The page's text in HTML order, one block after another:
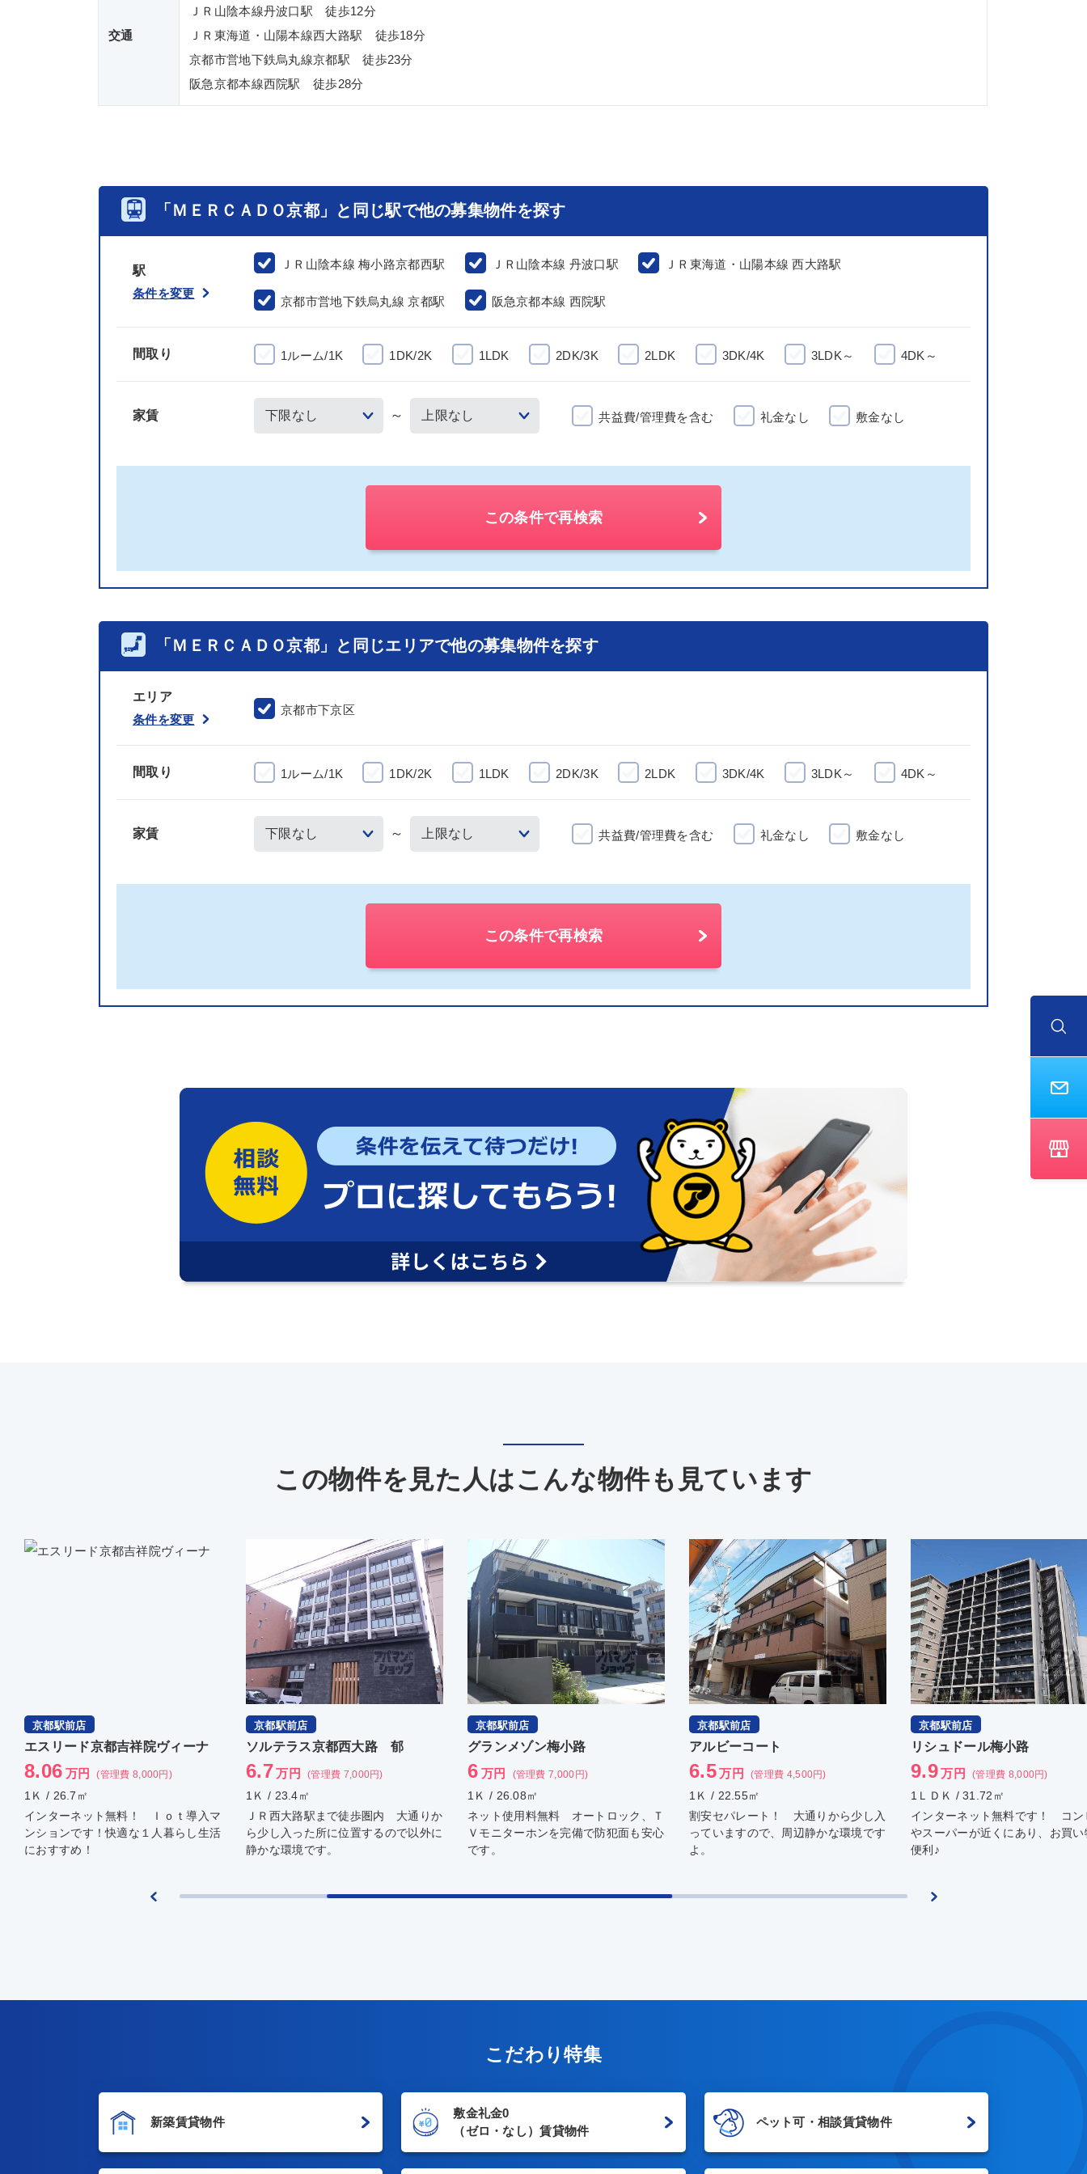
交通
ＪＲ山陰本線丹波口駅 徒歩12分
ＪＲ東海道・山陽本線西大路駅 徒歩18分
京都市営地下鉄烏丸線京都駅 徒歩23分
阪急京都本線西院駅 徒歩28分
「ＭＥＲＣＡＤＯ京都」と同じ駅で他の募集物件を探す
駅
条件を変更
ＪＲ山陰本線 梅小路京都西駅 ＪＲ山陰本線 丹波口駅 ＪＲ東海道・山陽本線 西大路駅
京都市営地下鉄烏丸線 京都駅 阪急京都本線 西院駅
間取り 1ルーム/1K 1DK/2K 1LDK 2DK/3K 2LDK 3DK/4K 3LDK～ 4DK～
家賃 ～ 共益費/管理費を含む 礼金なし 敷金なし
この条件で再検索
「ＭＥＲＣＡＤＯ京都」と同じエリアで他の募集物件を探す
エリア
条件を変更
京都市下京区
間取り 1ルーム/1K 1DK/2K 1LDK 2DK/3K 2LDK 3DK/4K 3LDK～ 4DK～
家賃 ～ 共益費/管理費を含む 礼金なし 敷金なし
この条件で再検索
この物件を見た人はこんな物件も見ています
京都駅前店
ソルテラス京都西大路 郁
6.7万円 (管理費 7,000円)
1Ｋ / 23.4㎡
ＪＲ西大路駅まで徒歩圏内 大通りか
ら少し入った所に位置するので以外に
静かな環境です。
京都駅前店
グランメゾン梅小路
6 万円 (管理費 7,000円)
1Ｋ / 26.08㎡
ネット使用料無料 オートロック、Ｔ
Ｖモニターホンを完備で防犯面も安心
です。
京都駅前店
アルビーコート
6.5万円 (管理費 4,500円)
1Ｋ / 22.55㎡
割安セパレート！ 大通りから少し入
っていますので、周辺静かな環境です
よ。
京都駅前店
リシュドール梅小路
9.9万円 (管理費 8,000円)
1ＬＤＫ / 31.72㎡
インターネット無料です！ コンビニ
やスーパーが近くにあり、お買い物に
便利♪
京都駅前店
東医ビル
14.5万円 (管理費 5,000円)
1ＬＤＫ / 52.51㎡
空きが出ました！ 独立部屋にな
いるので音を気にされる方にもオ
メ。
こだわり特集
新築賃貸物件
敷金礼金0
（ゼロ・なし）賃貸物件
ペット可・相談賃貸物件